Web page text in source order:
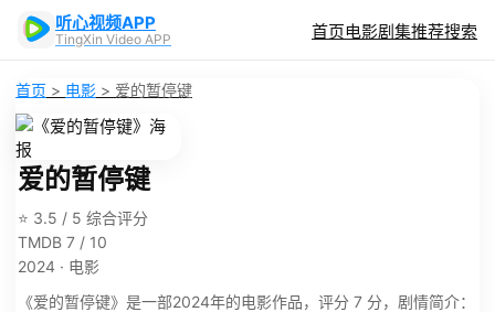
听心视频APP
TingXin Video APP 首页电影剧集推荐搜索
首页 > 电影 > 爱的暂停键
爱的暂停键
⭐ 3.5 / 5 综合评分
TMDB 7 / 10
2024 · 电影
《爱的暂停键》是一部2024年的电影作品，评分 7 分，剧情简介：